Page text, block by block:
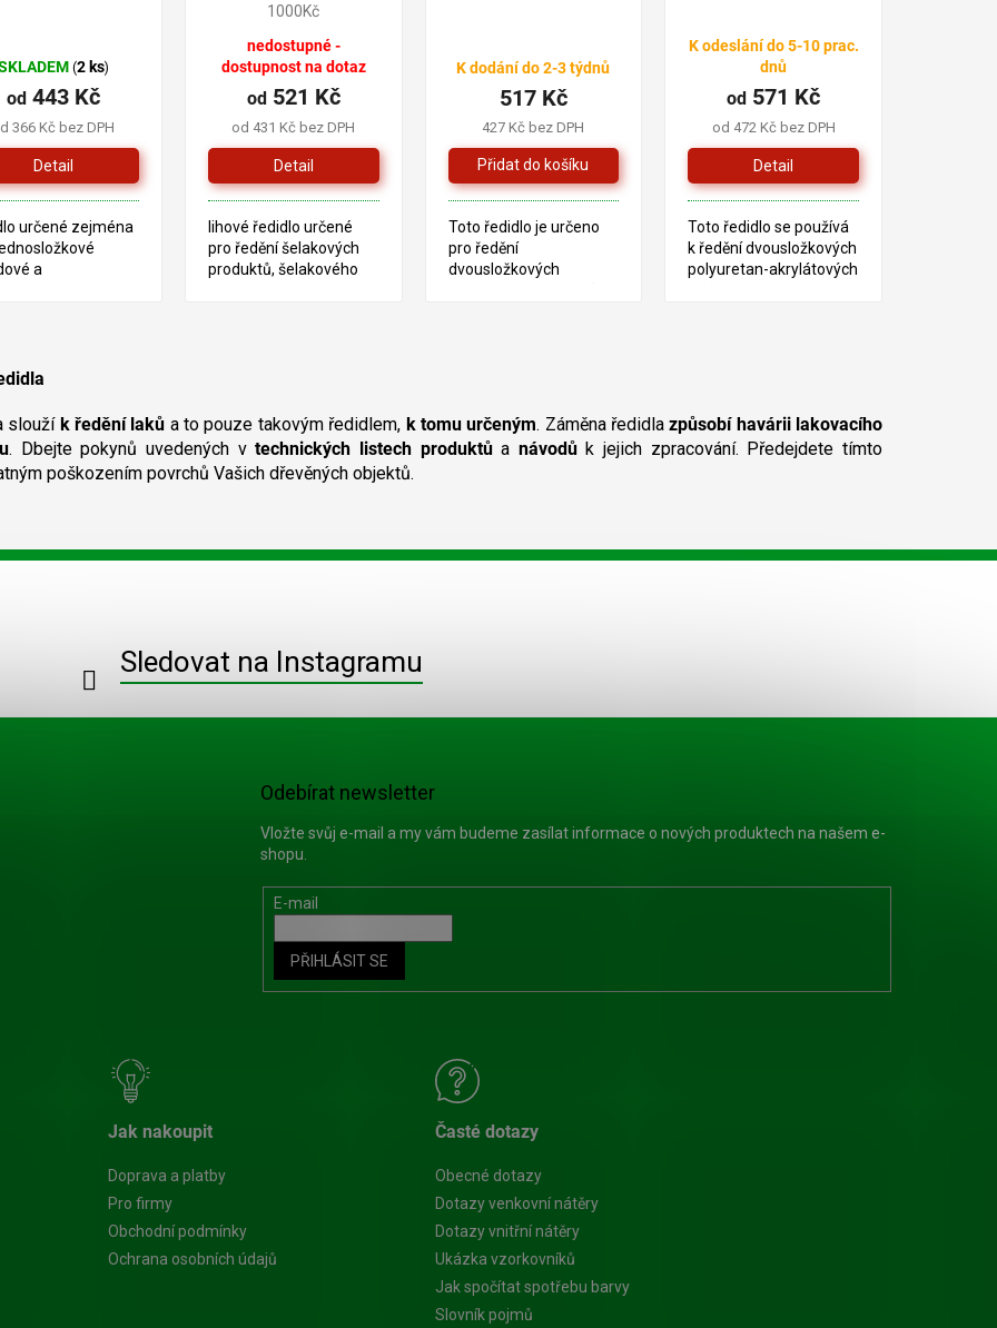
(2 ks)
366 Kč bez DPH
od443 Kč
Detail
určené zejména
a
1000Kč
nedostupné -
dostupnost na dotaz
od 431 Kč bez DPH
od521 Kč
Detail
lihové ředidlo určené
pro ředění šelakových
produktů, šelakového
K dodání do 2-3 týdnů
427 Kč bez DPH
517 Kč
Toto ředidlo je určeno
pro ředění
dvousložkových
použitého nářadí...
K odeslání do 5-10 prac.
dnů
od 472 Kč bez DPH
od 571 Kč
Detail
Toto ředidlo se používá
k ředění dvousložkových
polyuretan-akrylátových
d
a
v
p
i
u
slouží k ředění laků a to pouze takovým ředidlem, k tomu určeným. Záměna ředidlazpůsobí havárii lakovacího
. Dbejte pokynů uvedených vtechnických listech produktůa návodůk jejich zpracování. Předejdete tímto
poškozením povrchů Vašich dřevěných objektů.
Sledovat na Instagramu
Jak nakoupit
Doprava a platby
Pro firmy
Obchodní podmínky
Ochrana osobních údajů
Časté dotazy
Obecné dotazy
Dotazy venkovní nátěry
Dotazy vnitřní nátěry
Ukázka vzorkovníků
Jak spočítat spotřebu barvy
Slovník pojmů
Odebírat newsletter
Vložte svůj e-mail a my vám budeme zasílat informace o nových produktech na našem e-
shopu.
E-mail
PŘIHLÁSIT SE